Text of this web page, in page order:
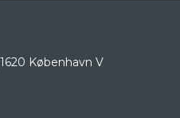
1620 København V